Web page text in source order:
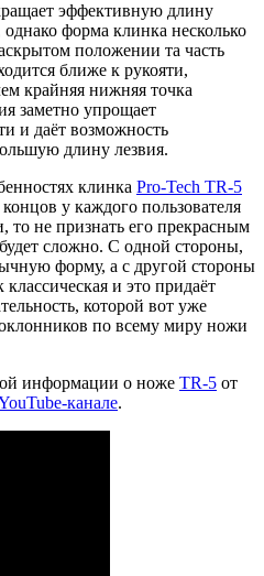
эффективную длину
форма клинка несколько
положении та часть
ближе к рукояти,
крайняя нижняя точка
заметно упрощает
и даёт возможность
длину лезвия.
клинка Pro-Tech TR-5
у каждого пользователя
то не признать его прекрасным
сложно. С одной стороны,
форму, а с другой стороны
и это придаёт
которой вот уже
по всему миру ножи
информации о ноже TR-5 от
канале.